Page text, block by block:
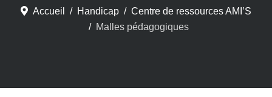
Accueil Handicap
Centre de ressources AMI’S
Malles pédagogiques